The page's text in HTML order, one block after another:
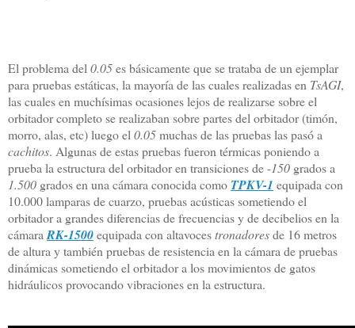
El problema del0.05es básicamente que se trataba de un ejemplar
para pruebas estáticas, la mayoría de las cuales realizadas en TsAGI,
las cuales en muchísimas ocasiones lejos de realizarse sobre el
orbitador completo se realizaban sobre partes del orbitador (timón,
morro, alas, etc) luego el0.05muchas de las pruebas las pasó a
cachitos. Algunas de estas pruebas fueron térmicas poniendo a
prueba la estructura del orbitador en transiciones de -150 grados a
1.500 grados en una cámara conocida como TPKV-1 equipada con
10.000 lamparas de cuarzo, pruebas acústicas sometiendo el
orbitador a grandes diferencias de frecuencias y de decibelios en la
cámaraRK-1500equipada con altavocestronadoresde 16 metros
de altura y también pruebas de resistencia en la cámara de pruebas
dinámicas sometiendo el orbitador a los movimientos de gatos
hidráulicos provocando vibraciones en la estructura.